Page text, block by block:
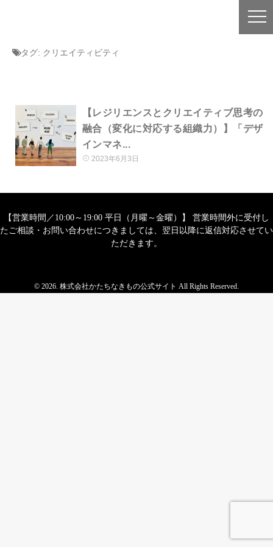
タグ: クリエイティビティ
【レジリエンスとクリエイティブ思考の
融合（変化に対応する組織力）】「デザ
インマネ...
2023年6月3日
【営業時間／10:00～19:00 平日（月曜～金曜）】 営業時間外に受付し
たご相談・お問い合わせにつきましては、翌日以降に返信対応させてい
ただきます。
© 2026. 株式会社かたちなきもの公式サイト All Rights Reserved.